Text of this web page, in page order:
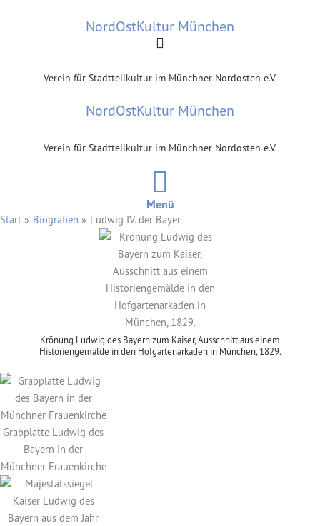
NordOstKultur München
Verein für Stadtteilkultur im Münchner Nordosten e.V.
NordOstKultur München
Verein für Stadtteilkultur im Münchner Nordosten e.V.
Menü
Start Biografien Ludwig IV. der Bayer
Krönung Ludwig des Bayern zum Kaiser, Ausschnitt aus einem
Historiengemälde in den Hofgartenarkaden in München, 1829.
Grabplatte Ludwig des
Bayern in der
Münchner Frauenkirche